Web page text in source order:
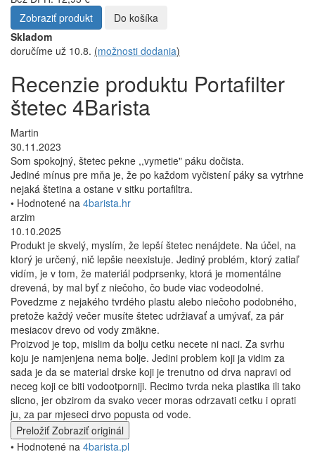
Zobraziť produkt
Do košíka
Skladom
doručíme už 10.8. (možnosti dodania)
Recenzie produktu Portafilter
štetec 4Barista
Martin
30.11.2023
Som spokojný, štetec pekne ,,vymetie" páku dočista.
Jediné mínus pre mňa je, že po každom vyčistení páky sa vytrhne
nejaká štetina a ostane v sitku portafiltra.
• Hodnotené na 4barista.hr
arzim
10.10.2025
Produkt je skvelý, myslím, že lepší štetec nenájdete. Na účel, na
ktorý je určený, nič lepšie neexistuje. Jediný problém, ktorý zatiaľ
vidím, je v tom, že materiál podprsenky, ktorá je momentálne
drevená, by mal byť z niečoho, čo bude viac vodeodolné.
Povedzme z nejakého tvrdého plastu alebo niečoho podobného,
pretože každý večer musíte štetec udržiavať a umývať, za pár
mesiacov drevo od vody zmäkne.
Proizvod je top, mislim da bolju cetku necete ni naci. Za svrhu
koju je namjenjena nema bolje. Jedini problem koji ja vidim za
sada je da se material drske koji je trenutno od drva napravi od
neceg koji ce biti vodootporniji. Recimo tvrda neka plastika ili tako
slicno, jer obzirom da svako vecer moras odrzavati cetku i oprati
ju, za par mjeseci drvo popusta od vode.
Preložiť Zobraziť originál
• Hodnotené na 4barista.pl